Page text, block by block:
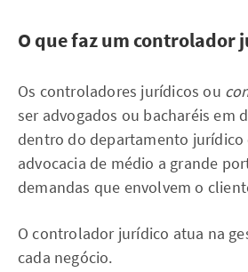
O que faz um controlador
Os controladores jurídicos ou
ser advogados ou bacharéis em
dentro do departamento jurídico
advocacia de médio a grande
demandas que envolvem o
O controlador jurídico atua na
cada negócio.